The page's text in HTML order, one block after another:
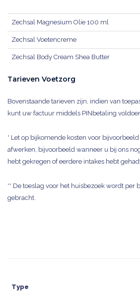
Zechsal Magnesium Olie 100 ml
Zechsal Voetencreme
Zechsal Body Cream Shea Butter
Tarieven Voetzorg
Bovenstaande tarieven zijn, indien van
kunt uw factuur middels PINbetaling
* Let op bijkomende kosten voor
afwerken, bijvoorbeeld wanneer u bij ons
hebt gekregen of eerdere intakes hebt gehad!
** De toeslag voor het huisbezoek wordt per
gebracht.
Type